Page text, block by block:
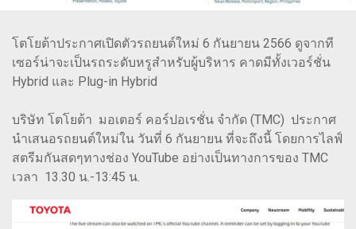
โตโยต้าประกาศเปิดตัวรถยนต์ใหม่ 6 กันยายน 2566 ดูจากที
เซอร์น่าจะเป็นรถระดับหรูสำหรับผู้บริหาร คาดมีทั้งเวอร์ชั่น
Hybrid และ Plug-in Hybrid
บริษัท โตโยต้า มอเตอร์ คอร์ปอเรชั่น จำกัด (TMC) ประกาศ
นำเสนอรถยนต์ใหม่ใน วันที่ 6 กันยายน ที่จะถึงนี้ โดยการไลฟ์
สตรีมกันสดๆทางช่อง YouTube อย่างเป็นทางการของ TMC
เวลา 13.30 น.-13:45 น.